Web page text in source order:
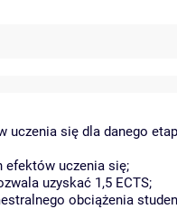
się dla danego
efektów uczenia się;
uzyskać 1,5 ECTS;
obciążenia